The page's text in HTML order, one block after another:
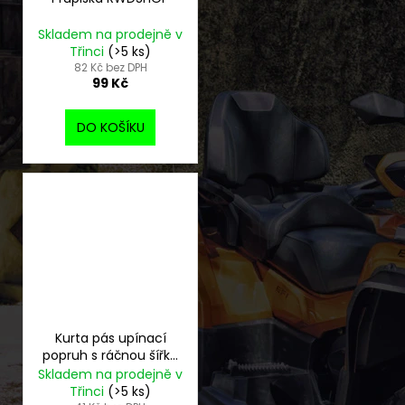
Skladem na prodejně v
Třinci (>5 ks)
82 Kč bez DPH
99 Kč
DO KOŠÍKU
Kurta pás upínací
popruh s ráčnou šířka
25 mm - použitá
Skladem na prodejně v
Třinci (>5 ks)